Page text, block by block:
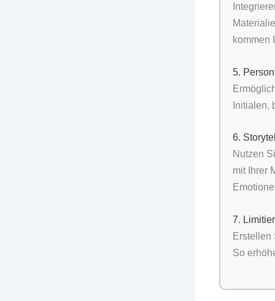
kommen
5.
Initialen,
6.
Nutzen
mit Ihrer
7.
Erstellen
So